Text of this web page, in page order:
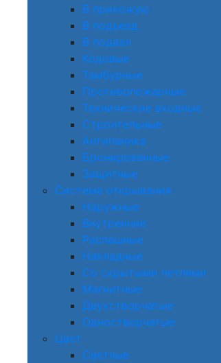
В прихожую
В подъезд
В подвал
Кодовые
Тамбурные
Противопожарные
Технические входные
Строительные
Антипаника
Бронированные
Защитные
Система открывания
Наружные
Внутренние
Распашные
Накладные
Со скрытыми петлями
Магнитные
Двухстворчатые
Одностворчатые
Цвет
Светлые